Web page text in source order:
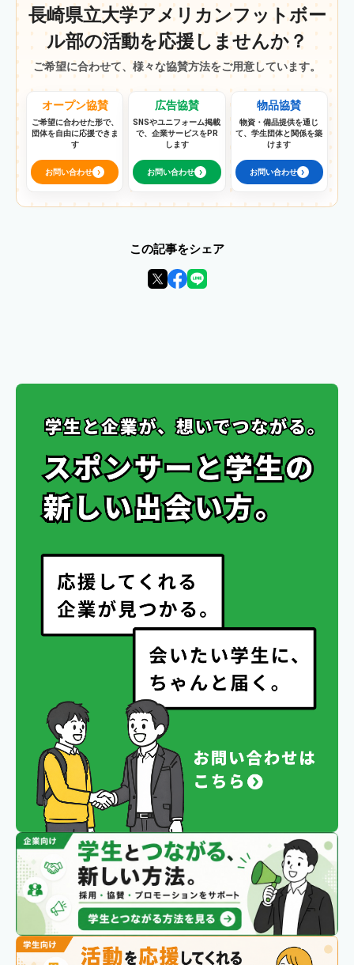
長崎県立大学アメリカンフットボー
ル部の活動を応援しませんか？
ご希望に合わせて、様々な協賛方法をご用意しています。
オープン協賛
ご希望に合わせた形で、
団体を自由に応援できま
す
お問い合わせ ›
広告協賛
SNSやユニフォーム掲載
で、企業サービスをPR
します
お問い合わせ ›
物品協賛
物資・備品提供を通じ
て、学生団体と関係を築
けます
お問い合わせ ›
この記事をシェア